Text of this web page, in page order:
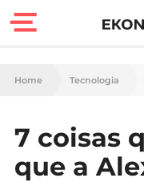
Finanças
Carreira
Home Tecnologia
7 coisas
que a